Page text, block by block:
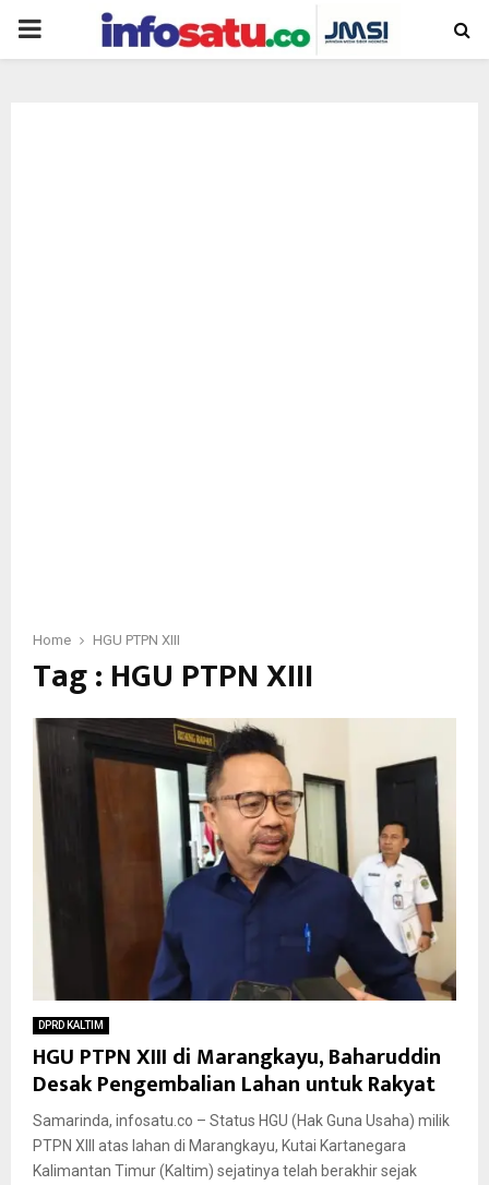
PRIMARY
Home HGU PTPN XIII
Tag : HGU PTPN XIII
DPRD KALTIM
HGU PTPN XIII di Marangkayu, Baharuddin
Desak Pengembalian Lahan untuk Rakyat
Samarinda, infosatu.co – Status HGU (Hak Guna Usaha) milik
PTPN XIII atas lahan di Marangkayu, Kutai Kartanegara
Kalimantan Timur (Kaltim) sejatinya telah berakhir sejak